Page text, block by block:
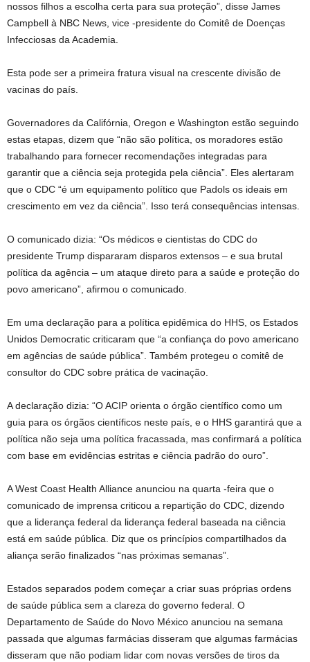
nossos filhos a escolha certa para sua proteção”, disse James
Campbell à NBC News, vice -presidente do Comitê de Doenças
Infecciosas da Academia.
Esta pode ser a primeira fratura visual na crescente divisão de
vacinas do país.
Governadores da Califórnia, Oregon e Washington estão seguindo
estas etapas, dizem que “não são política, os moradores estão
trabalhando para fornecer recomendações integradas para
garantir que a ciência seja protegida pela ciência”. Eles alertaram
que o CDC “é um equipamento político que Padols os ideais em
crescimento em vez da ciência”. Isso terá consequências intensas.
O comunicado dizia: “Os médicos e cientistas do CDC do
presidente Trump dispararam disparos extensos – e sua brutal
política da agência – um ataque direto para a saúde e proteção do
povo americano”, afirmou o comunicado.
Em uma declaração para a política epidêmica do HHS, os Estados
Unidos Democratic criticaram que “a confiança do povo americano
em agências de saúde pública”. Também protegeu o comitê de
consultor do CDC sobre prática de vacinação.
A declaração dizia: “O ACIP orienta o órgão científico como um
guia para os órgãos científicos neste país, e o HHS garantirá que a
política não seja uma política fracassada, mas confirmará a política
com base em evidências estritas e ciência padrão do ouro”.
A West Coast Health Alliance anunciou na quarta -feira que o
comunicado de imprensa criticou a repartição do CDC, dizendo
que a liderança federal da liderança federal baseada na ciência
está em saúde pública. Diz que os princípios compartilhados da
aliança serão finalizados “nas próximas semanas”.
Estados separados podem começar a criar suas próprias ordens
de saúde pública sem a clareza do governo federal. O
Departamento de Saúde do Novo México anunciou na semana
passada que algumas farmácias disseram que algumas farmácias
disseram que não podiam lidar com novas versões de tiros da